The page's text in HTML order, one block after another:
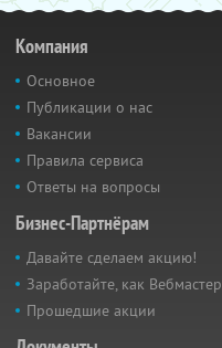
Компания
Основное
Публикации о нас
Вакансии
Правила сервиса
Ответы на вопросы
Бизнес-Партнёрам
Давайте сделаем акцию!
Заработайте, как Вебмастер
Прошедшие акции